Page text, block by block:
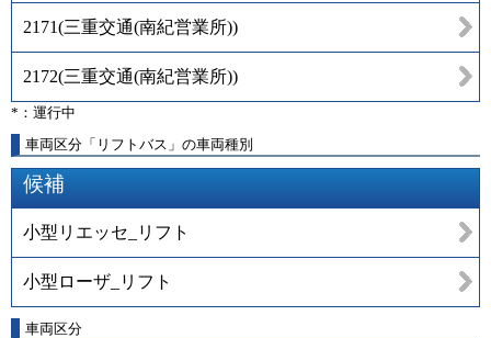
2171(三重交通(南紀営業所))
2172(三重交通(南紀営業所))
*：運行中
車両区分「リフトバス」の車両種別
候補
小型リエッセ_リフト
小型ローザ_リフト
車両区分